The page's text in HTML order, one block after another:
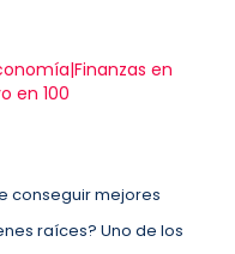
en
en 100
conseguir mejores
raíces? Uno de los